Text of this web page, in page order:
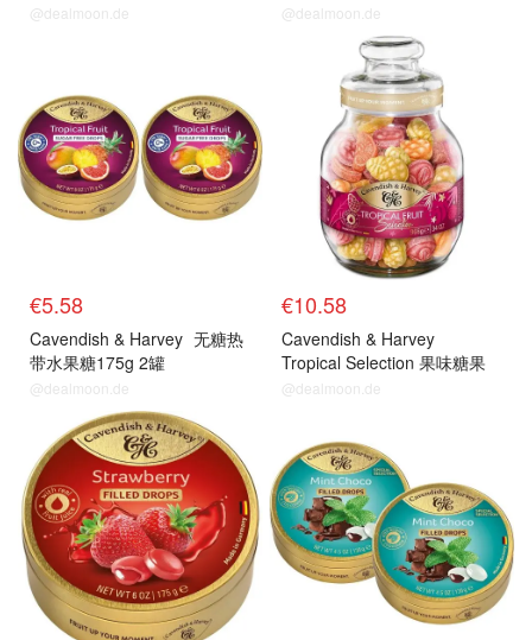
@dealmoon.de @dealmoon.de
€5.58
Cavendish & Harvey 无糖热
带水果糖175g 2罐
@dealmoon.de
€10.58
Cavendish & Harvey
Tropical Selection 果味糖果
966g
@dealmoon.de